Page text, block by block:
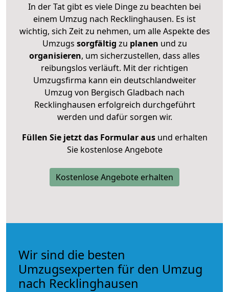
In der Tat gibt es viele Dinge zu beachten bei
einem Umzug nach Recklinghausen. Es ist
wichtig, sich Zeit zu nehmen, um alle Aspekte des
Umzugs sorgfältig zu planen und zu
organisieren, um sicherzustellen, dass alles
reibungslos verläuft. Mit der richtigen
Umzugsfirma kann ein deutschlandweiter
Umzug von Bergisch Gladbach nach
Recklinghausen erfolgreich durchgeführt
werden und dafür sorgen wir.
Füllen Sie jetzt das Formular ausund erhalten
Sie kostenlose Angebote
Kostenlose Angebote erhalten
Wir sind die besten
Umzugsexperten für den Umzug
nach Recklinghausen